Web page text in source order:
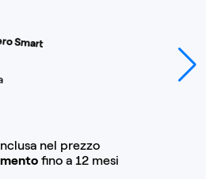
Smart
nel prezzo
fino a 12 mesi